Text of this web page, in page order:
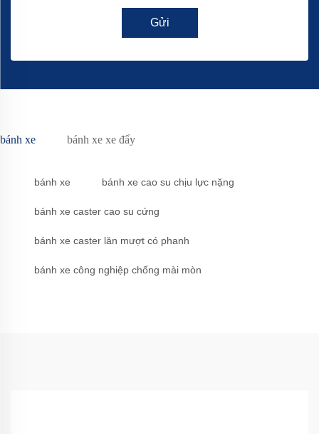
Gửi
bánh xe bánh xe xe đẩy
bánh xe bánh xe cao su chịu lực nặng
bánh xe caster cao su cứng
bánh xe caster lăn mượt có phanh
bánh xe công nghiệp chống mài mòn